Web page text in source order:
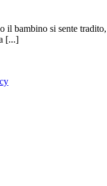
bambino si sente
[...]